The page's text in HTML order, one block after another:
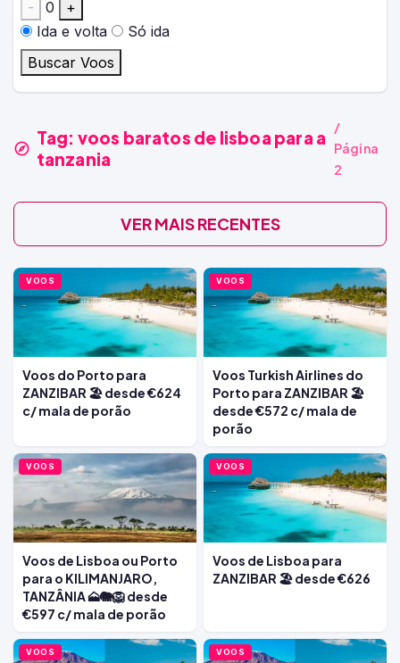
-
0
+
Ida e volta
Só ida
Buscar Voos
Tag: voos baratos de lisboa para a
tanzania
/
Página
2
VER MAIS RECENTES
VOOS
Voos do Porto para
ZANZIBAR 🏖️ desde €624
c/ mala de porão
VOOS
Voos Turkish Airlines do
Porto para ZANZIBAR 🏖️
desde €572 c/ mala de
porão
VOOS
Voos de Lisboa ou Porto
para o KILIMANJARO,
TANZÂNIA 🗻🐘🦁 desde
€597 c/ mala de porão
VOOS
Voos de Lisboa para
ZANZIBAR 🏖️ desde €626
VOOS VOOS